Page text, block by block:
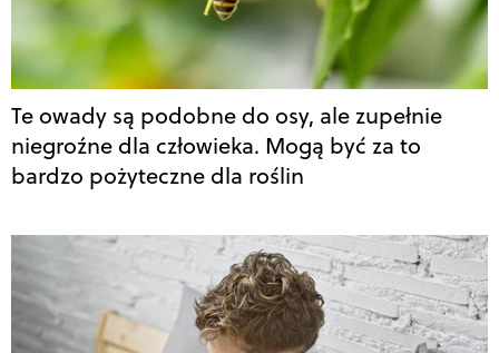
Te owady są podobne do osy, ale zupełnie
niegroźne dla człowieka. Mogą być za to
bardzo pożyteczne dla roślin